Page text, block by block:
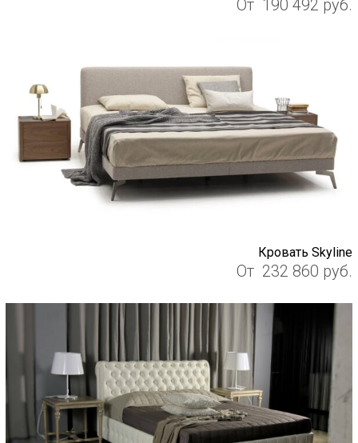
От 190 492 руб.
Кровать Skyline
От 232 860 руб.